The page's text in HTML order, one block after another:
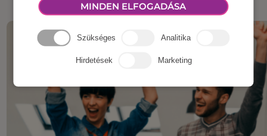
MINDEN ELFOGADÁSA
Szükséges Analitika
Hirdetések Marketing